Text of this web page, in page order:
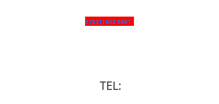
0 (531) 602 6861
TEL: